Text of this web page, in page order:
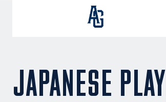
JAPANESE